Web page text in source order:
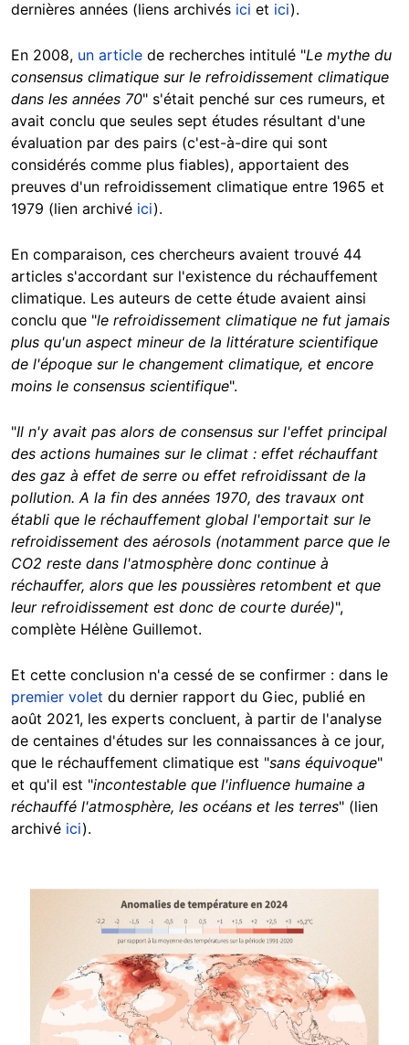
dernières années (liens archivés ici et ici).
En 2008, un article de recherches intitulé "Le mythe du
consensus climatique sur le refroidissement climatique
dans les années 70" s'était penché sur ces rumeurs, et
avait conclu que seules sept études résultant d'une
évaluation par des pairs (c'est-à-dire qui sont
considérés comme plus fiables), apportaient des
preuves d'un refroidissement climatique entre 1965 et
1979 (lien archivé ici).
En comparaison, ces chercheurs avaient trouvé 44
articles s'accordant sur l'existence du réchauffement
climatique. Les auteurs de cette étude avaient ainsi
conclu que "le refroidissement climatique ne fut jamais
plus qu'un aspect mineur de la littérature scientifique
de l'époque sur le changement climatique, et encore
moins le consensus scientifique".
"Il n'y avait pas alors de consensus sur l'effet principal
des actions humaines sur le climat : effet réchauffant
des gaz à effet de serre ou effet refroidissant de la
pollution. A la fin des années 1970, des travaux ont
établi que le réchauffement global l'emportait sur le
refroidissement des aérosols (notamment parce que le
CO2 reste dans l'atmosphère donc continue à
réchauffer, alors que les poussières retombent et que
leur refroidissement est donc de courte durée)",
complète Hélène Guillemot.
Et cette conclusion n'a cessé de se confirmer : dans le
premier volet du dernier rapport du Giec, publié en
août 2021, les experts concluent, à partir de l'analyse
de centaines d'études sur les connaissances à ce jour,
que le réchauffement climatique est "sans équivoque"
et qu'il est "incontestable que l'influence humaine a
réchauffé l'atmosphère, les océans et les terres" (lien
archivé ici).